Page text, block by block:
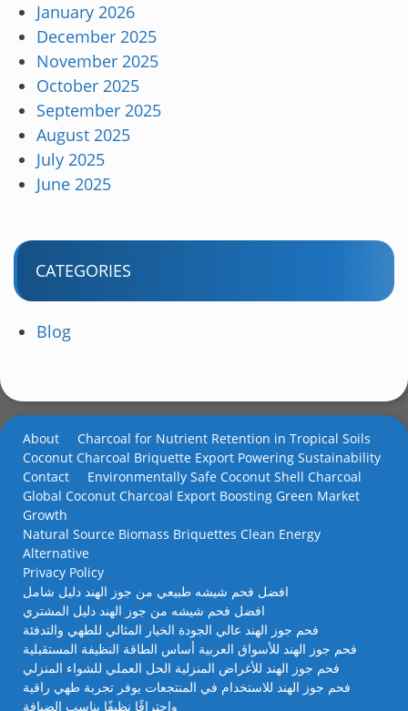
January 2026
December 2025
November 2025
October 2025
September 2025
August 2025
July 2025
June 2025
CATEGORIES
Blog
About
Charcoal for Nutrient Retention in Tropical Soils
Coconut Charcoal Briquette Export Powering Sustainability
Contact
Environmentally Safe Coconut Shell Charcoal
Global Coconut Charcoal Export Boosting Green Market
Growth
Natural Source Biomass Briquettes Clean Energy
Alternative
Privacy Policy
افضل فحم شيشه طبيعي من جوز الهند دليل شامل
افضل فحم شيشه من جوز الهند دليل المشتري
فحم جوز الهند عالي الجودة الخيار المثالي للطهي والتدفئة
فحم جوز الهند للأسواق العربية أساس الطاقة النظيفة المستقبلية
فحم جوز الهند للأغراض المنزلية الحل العملي للشواء المنزلي
فحم جوز الهند للاستخدام في المنتجعات يوفر تجربة طهي راقية
واحتراقًا نظيفًا يناسب الضيافة